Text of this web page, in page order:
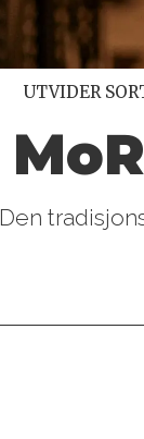
UTVIDER
Den